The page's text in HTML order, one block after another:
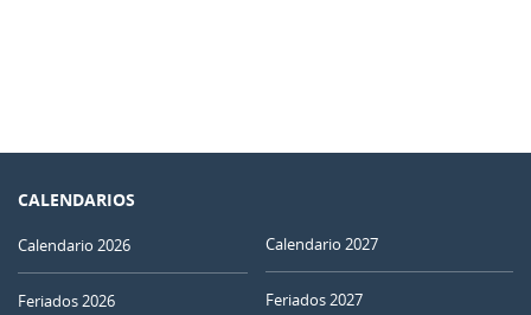
CALENDARIOS
Calendario 2026
Feriados 2026
Calendario 2027
Feriados 2027